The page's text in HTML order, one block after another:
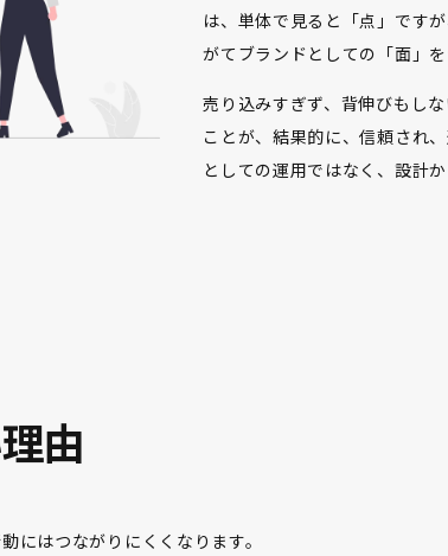
は、単体で見ると「点」です
がてブランドとしての「面」を
売り込みすぎず、背伸びもし
ことが、結果的に、信頼され
としての運用ではなく、設計
由
にはつながりにくくなります。